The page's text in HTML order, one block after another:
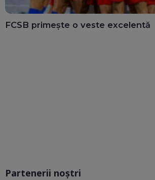
FCSB primește o veste excelentă
Partenerii noștri